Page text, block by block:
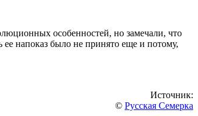
особенностей, но замечали, что
напоказ было не принято еще и потому,
Источник:
© Русская Семерка